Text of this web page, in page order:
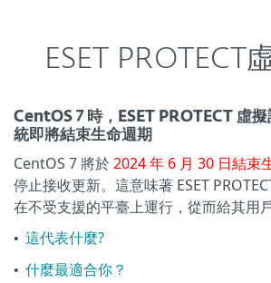
ESET PROTECT
CentOS 7 時，ESET PROTECT 虛
統即將結束生命週期
CentOS 7 將於2024 年 6 月 30 日結束
停止接收更新。這意味著 ESET
在不受支援的平臺上運行，從而給其用
• 這代表什麼?
• 什麼最適合你？